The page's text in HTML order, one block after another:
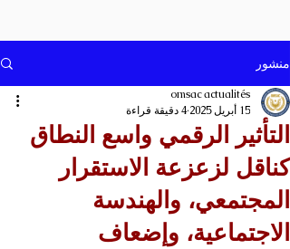
منشور
التأثير الرقمي واسع النطاق
كناقل لزعزعة الاستقرار
المجتمعي، والهندسة
الاجتماعية، وإضعاف
omsac actualités
15 أبريل 2025
4 دقيقة قراءة